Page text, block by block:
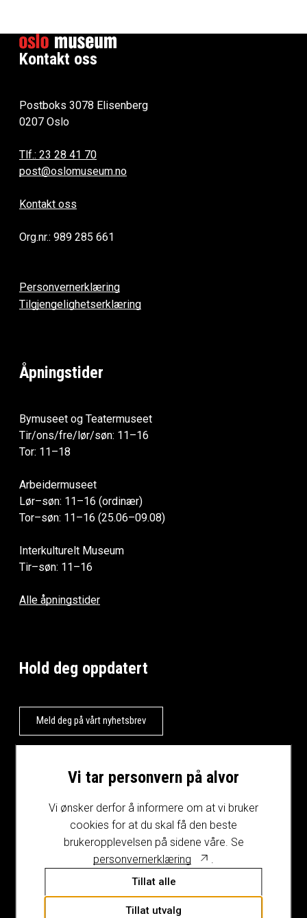
Vi tar personvern på alvor
Vi ønsker derfor å informere om at vi bruker
cookies for at du skal få den beste
brukeropplevelsen på sidene våre. Se
personvernerklæring
.
Tillat alle
Tillat utvalg
Kontakt oss
Postboks 3078 Elisenberg
0207 Oslo
Tlf.: 23 28 41 70
post@oslomuseum.no
Kontakt oss
Org.nr.: 989 285 661
Personvernerklæring
Tilgjengelighetserklæring
Åpningstider
Bymuseet og Teatermuseet
Tir/ons/fre/lør/søn: 11–16
Tor: 11–18
Arbeidermuseet
Lør–søn: 11–16 (ordinær)
Tor–søn: 11–16 (25.06–09.08)
Interkulturelt Museum
Tir–søn: 11–16
Alle åpningstider
Hold deg oppdatert
Meld deg på vårt nyhetsbrev